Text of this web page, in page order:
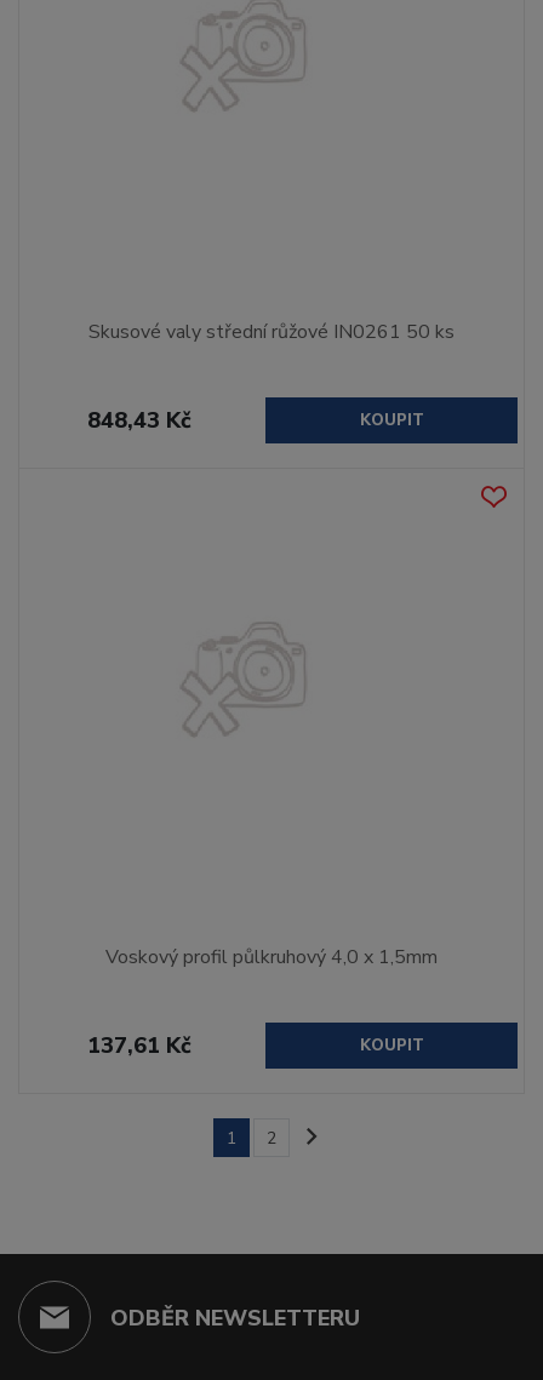
Skusové valy střední růžové IN0261 50 ks
848,43 Kč KOUPIT
Voskový profil půlkruhový 4,0 x 1,5mm
137,61 Kč KOUPIT
1 2
ODBĚR NEWSLETTERU